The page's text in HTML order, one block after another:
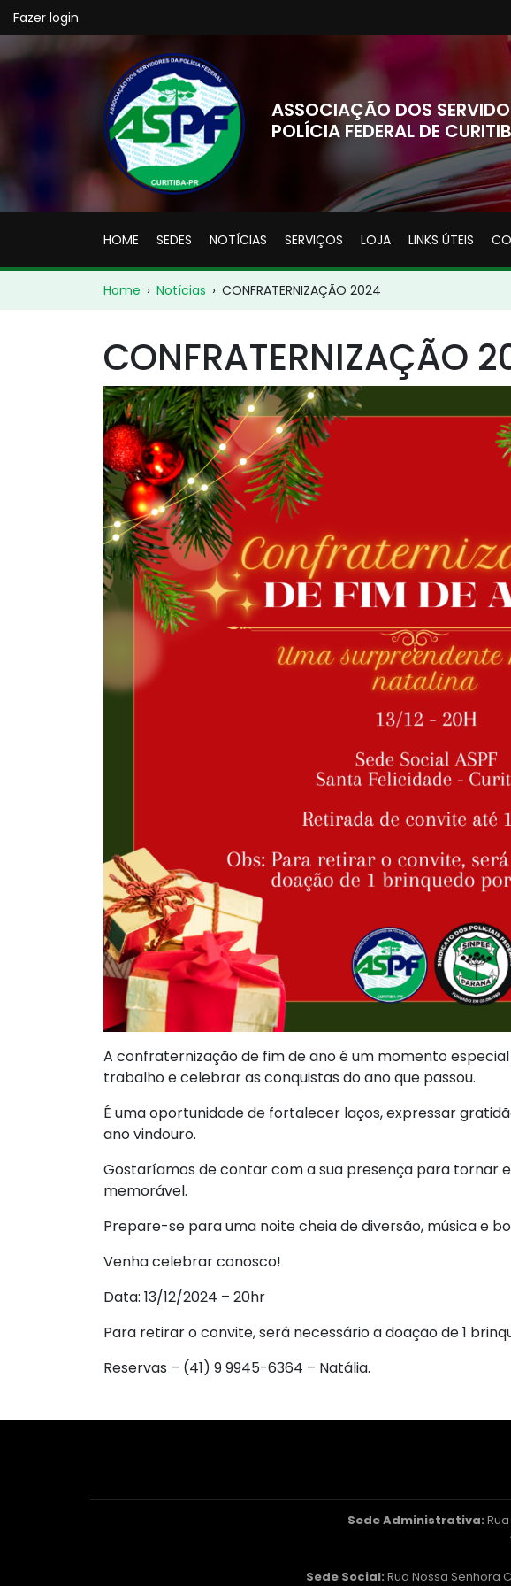
Fazer login
ASSOCIAÇÃO DOS
POLÍCIA FEDERAL DE
HOME SEDES NOTÍCIAS SERVIÇOS LOJA LINKS ÚTEIS
Home › Notícias › CONFRATERNIZAÇÃO 2024
CONFRATERNIZAÇÃO
A confraternização de fim de ano é um momento
trabalho e celebrar as conquistas do ano que passou.
É uma oportunidade de fortalecer laços, expressar
ano vindouro.
Gostaríamos de contar com a sua presença para tornar
memorável.
Prepare-se para uma noite cheia de diversão, música e
Venha celebrar conosco!
Data: 13/12/2024 – 20hr
Para retirar o convite, será necessário a doação de 1
Reservas – (41) 9 9945-6364 – Natália.
Sede Administrativa:
Sede Social: Rua Nossa Senhora